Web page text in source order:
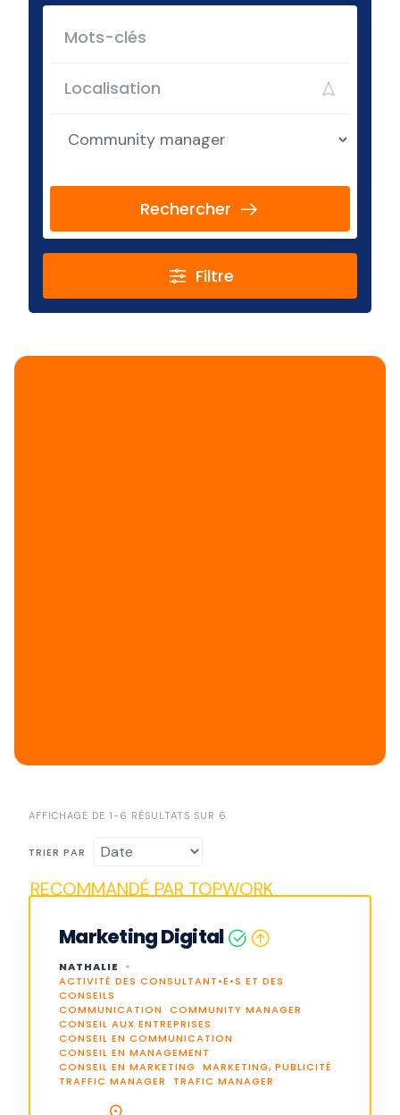
Rechercher
Filtre
AFFICHAGE DE 1-6 RÉSULTATS SUR 6
TRIER PAR
Marketing Digital
NATHALIE
ACTIVITÉ DES CONSULTANT•E•S ET DES
CONSEILS
COMMUNICATION
COMMUNITY MANAGER
CONSEIL AUX ENTREPRISES
CONSEIL EN COMMUNICATION
CONSEIL EN MANAGEMENT
CONSEIL EN MARKETING MARKETING, PUBLICITÉ
TRAFFIC MANAGER
TRAFIC MANAGER